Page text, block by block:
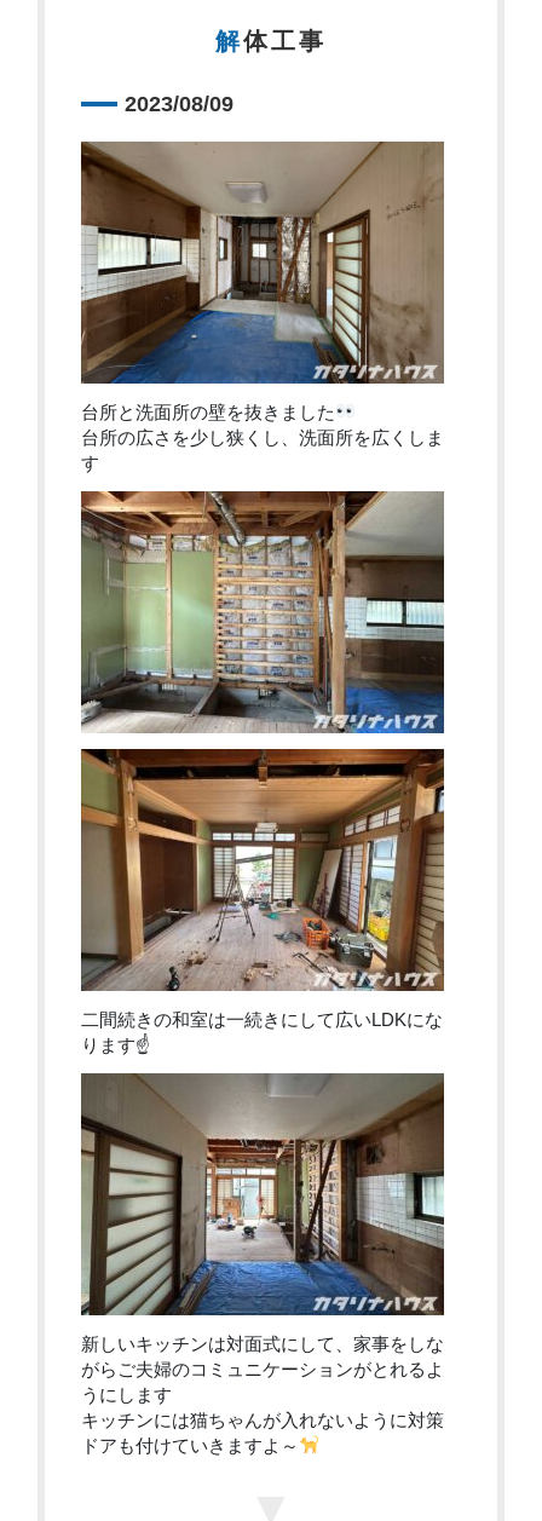
解体工事
2023/08/09
台所と洗面所の壁を抜きました
台所の広さを少し狭くし、洗面所を広くしま
す
二間続きの和室は一続きにして広いLDKにな
ります☝
新しいキッチンは対面式にして、家事をしな
がらご夫婦のコミュニケーションがとれるよ
うにします
キッチンには猫ちゃんが入れないように対策
ドアも付けていきますよ～